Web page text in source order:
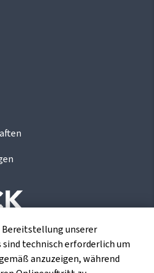
ist ein
für die europäischen
unserer
sind technisch erforderlich um
anzuzeigen, während